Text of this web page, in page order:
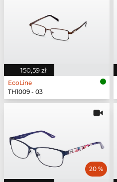
150,59 zł
EcoLine
TH1009 - 03
20 %